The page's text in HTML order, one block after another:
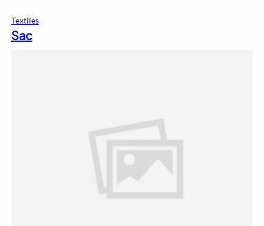
Textiles
Sac